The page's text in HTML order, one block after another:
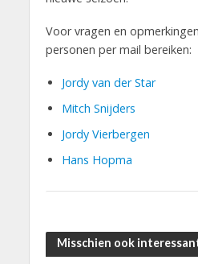
Voor vragen en
personen per mail bereiken:
Jordyvan der Star
Mitch Snijders
Jordy Vierbergen
Hans Hopma
Misschien ook